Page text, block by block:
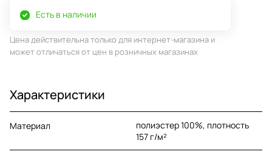
Есть в наличии
Цена действительна только для интернет-магазина и
может отличаться от цен в розничных магазинах
Характеристики
Материал
полиэстер 100%, плотность
157 г/м²